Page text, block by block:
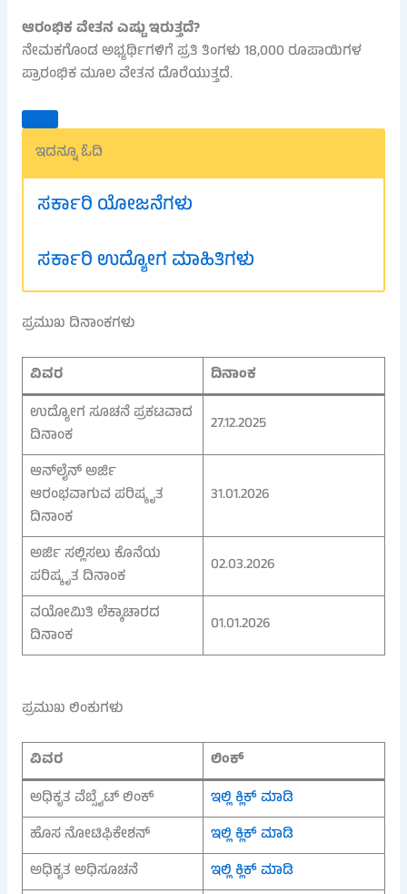
ಆರಂಭಿಕ ವೇತನ ಎಷ್ಟು ಇರುತ್ತದೆ?
ನೇಮಕಗೊಂಡ ಅಭ್ಯರ್ಥಿಗಳಿಗೆ ಪ್ರತಿ ತಿಂಗಳು 18,000 ರೂಪಾಯಿಗಳ
ಪ್ರಾರಂಭಿಕ ಮೂಲ ವೇತನ ದೊರೆಯುತ್ತದೆ.
ಇದನ್ನೂ ಓದಿ
ಸರ್ಕಾರಿ ಯೋಜನೆಗಳು
ಸರ್ಕಾರಿ ಉದ್ಯೋಗ ಮಾಹಿತಿಗಳು
ಪ್ರಮುಖ ದಿನಾಂಕಗಳು
ವಿವರ
ದಿನಾಂಕ
ಉದ್ಯೋಗ ಸೂಚನೆ ಪ್ರಕಟವಾದ
ದಿನಾಂಕ
27.12.2025
ಆನ್‌ಲೈನ್ ಅರ್ಜಿ
ಆರಂಭವಾಗುವ ಪರಿಷ್ಕೃತ
ದಿನಾಂಕ
31.01.2026
ಅರ್ಜಿ ಸಲ್ಲಿಸಲು ಕೊನೆಯ
ಪರಿಷ್ಕೃತ ದಿನಾಂಕ
02.03.2026
ವಯೋಮಿತಿ ಲೆಕ್ಕಾಚಾರದ
ದಿನಾಂಕ
01.01.2026
ಪ್ರಮುಖ ಲಿಂಕುಗಳು
ವಿವರ
ಲಿಂಕ್
ಅಧಿಕೃತ ವೆಬ್ಸೈಟ್ ಲಿಂಕ್
ಇಲ್ಲಿ ಕ್ಲಿಕ್ ಮಾಡಿ
ಹೊಸ ನೋಟಿಫಿಕೇಶನ್
ಇಲ್ಲಿ ಕ್ಲಿಕ್ ಮಾಡಿ
ಅಧಿಕೃತ ಅಧಿಸೂಚನೆ
ಇಲ್ಲಿ ಕ್ಲಿಕ್ ಮಾಡಿ